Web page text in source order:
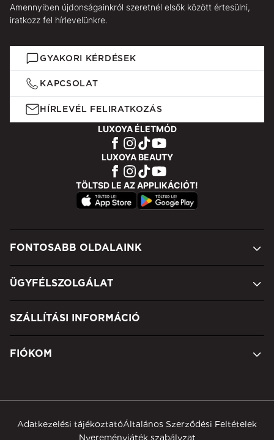
Amennyiben újdonságainkról szeretnél elsők között értesülni,
iratkozz fel hírlevelünkre.
GYAKORI KÉRDÉSEK
KAPCSOLAT
HÍRLEVÉL FELIRATKOZÁS
LUXOYA ÉLETMÓD
LUXOYA BEAUTY
TÖLTSD LE AZ APPLIKÁCIÓT!
FONTOSABB OLDALAINK
ÜGYFÉLSZOLGÁLAT
SZÁLLÍTÁSI INFORMÁCIÓ
FIÓKOM
Adatkezelési tájékoztatóÁltalános Szerződési Feltételek
Nyereményjáték szabályzat